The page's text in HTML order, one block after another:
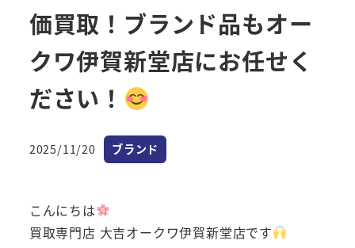
価買取！ブランド品もオー
クワ伊賀新堂店にお任せく
ださい！
投稿日
2025/11/20 カテゴリー
ブランド
こんにちは
買取専門店 大吉オークワ伊賀新堂店です